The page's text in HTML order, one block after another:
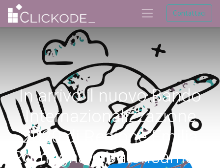
Contattaci
In arrivo il nuovo Bando
Internazionalizzazione
2020 di Regione Emilia
Romagna e Unioncamere